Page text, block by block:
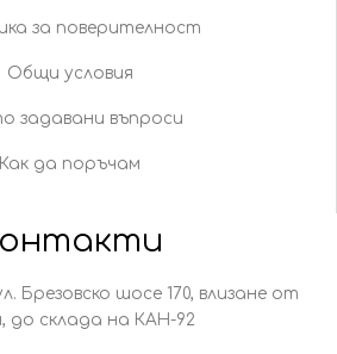
за поверителност
Общи условия
задавани въпроси
Как да поръчам
Брезовско шосе 170, влизане от
до склада на КАН-92